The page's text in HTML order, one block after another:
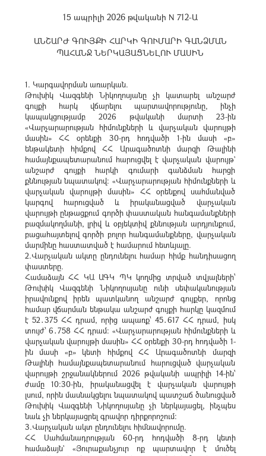
15 ապրիլի 2026 թվականի N 712-Ա
ԱՆՇԱՐԺ ԳՈՒՅՔԻ ՀԱՐԿԻ ԳՈՒՄԱՐԻ ԳԱՆՁՄԱՆ
ՊԱՀԱՆՋ ՆԵՐԿԱՅԱՑՆԵԼՈՒ ՄԱՍԻՆ
1. Կարգավորման առարկան.
Թուխիկ Վազգենի Նիկողոսյանը չի կատարել անշարժ
գույքի հարկ վճարելու պարտավորությունը, ինչի
կապակցությամբ 2026 թվականի մարտի 23-ին
«Վարչարարության հիմունքների և վարչական վարույթի
մասին» ՀՀ օրենքի 30-րդ հոդվածի 1-ին մասի «բ»
ենթակետի հիմքով ՀՀ Արագածոտնի մարզի Թալինի
համայնքապետարանում հարուցվել է վարչական վարույթ`
անշարժ գույքի հարկի գումարի գանձման հարցի
քննության նպատակով: «Վարչարարության հիմունքների և
վարչական վարույթի մասին» ՀՀ օրենքով սահմանված
կարգով հարուցված և իրականացված վարչական
վարույթի ընթացքում գործի փաստական հանգամանքների
բազմակողմանի, լրիվ և օբյեկտիվ քննության արդյունքում,
բացահայտելով գործի բոլոր հանգամանքները, վարչական
մարմինը հաստատված է համարում հետևյալը.
2.Վարչական ակտը ընդունելու համար հիմք հանդիսացող
փաստերը.
Համաձայն ՀՀ ԿԱ ԱԳԿ ՊԿ կողմից տրված տվյալների՝
Թուխիկ Վազգենի Նիկողոսյանը ունի սեփականության
իրավունքով իրեն պատկանող անշարժ գույքեր, որոնց
համար վճարման ենթակա անշարժ գույքի հարկը կազմում
է 52․375 ՀՀ դրամ, որից ապառք՝ 45․617 ՀՀ դրամ, իսկ
տույժ՝ 6․758 ՀՀ դրամ։ «Վարչարարության հիմունքների և
վարչական վարույթի մասին» ՀՀ օրենքի 30-րդ հոդվածի 1-
ին մասի «բ» կետի հիմքով ՀՀ Արագածոտնի մարզի
Թալինի համայնքապետարանում հարուցված վարչական
վարույթի շրջանակներում 2026 թվականի ապրիլի 14-ին՝
ժամը 10։30-ին, իրականացվել է վարչական վարույթի
լսում, որին մասնակցելու նպատակով պատշաճ ծանուցված
Թուխիկ Վազգենի Նիկողոսյանը չի ներկայացել, ինչպես
նաև չի ներկայացրել գրավոր դիրքորոշում։
3.Վարչական ակտ ընդունելու հիմնավորումը.
ՀՀ Սահմանադրության 60-րդ հոդվածի 8-րդ կետի
համաձայն` «Յուրաքանչյուր ոք պարտավոր է մուծել